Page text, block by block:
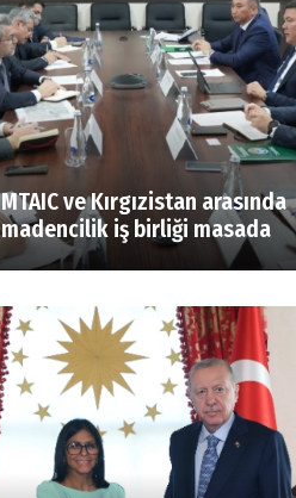
MTAIC ve Kırgızistan arasında
madencilik iş birliği masada